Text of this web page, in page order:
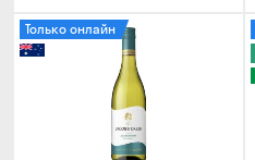
Только онлайн